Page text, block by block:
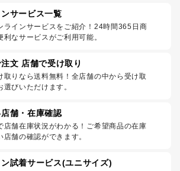
サービス一覧
ラインサービスをご紹介！24時間365日商
利なサービスがご利用可能。
文 店舗で受け取り
取りなら送料無料！全店舗の中から受け取
選びいただけます。
舗・在庫確認
店舗在庫状況がわかる！ご希望商品の在庫
店舗の確認ができます。
試着サービス(ユニサイズ)